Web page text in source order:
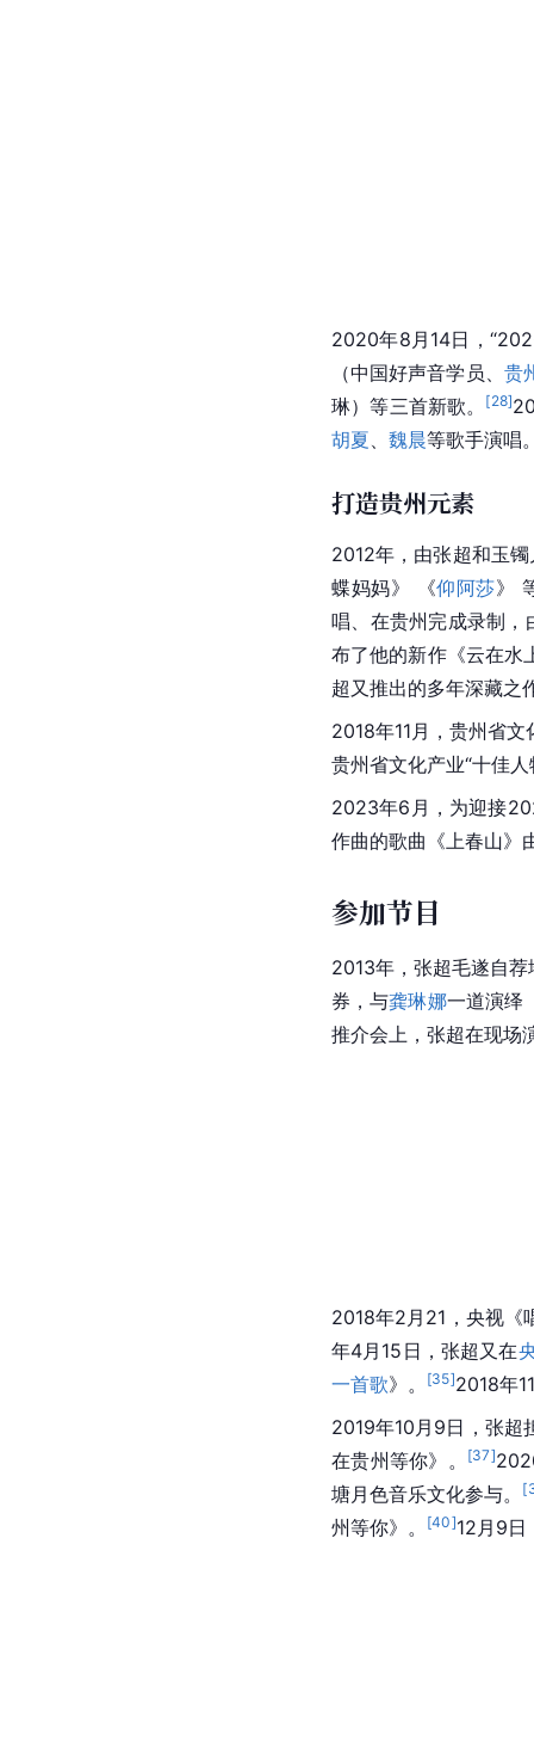
2020年8月14日，
（中国好声音学员、 贵
琳）等三首新歌。
[28]
胡夏、 魏晨等歌手演唱
打造贵州元素
2012年，由张超和玉镯
蝶妈妈》 《仰阿莎》
唱、在贵州完成录制，
布了他的新作《云在水
超又推出的多年深藏之
2018年11月， 贵州省文
贵州省文化产业“十佳人
2023年6月，为迎接
作曲的歌曲《上春山》
参加节目
2013年，张超毛遂自
券，与龚琳娜一道演绎
推介会上，张超在现场
2018年2月21， 央视《
年4月15日，张超又在
一首歌》。 [35]2018年
2019年10月9日，张超
在贵州等你》。 [37]
塘月色音乐文化参与。
[
州等你》。 [40]12月9日